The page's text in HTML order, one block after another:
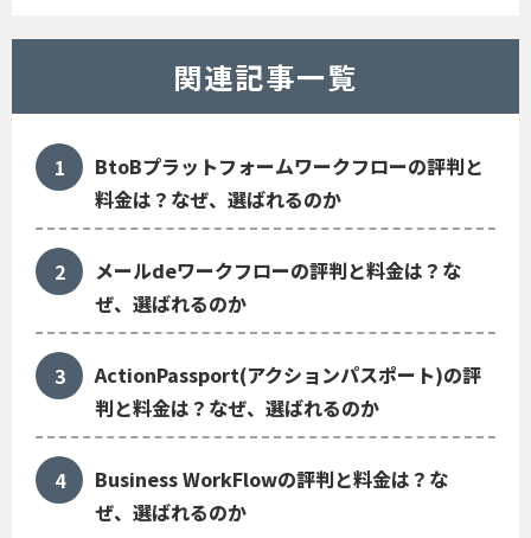
関連記事一覧
BtoBプラットフォームワークフローの評判と
料金は？なぜ、選ばれるのか
メールdeワークフローの評判と料金は？な
ぜ、選ばれるのか
ActionPassport(アクションパスポート)の評
判と料金は？なぜ、選ばれるのか
Business WorkFlowの評判と料金は？な
ぜ、選ばれるのか